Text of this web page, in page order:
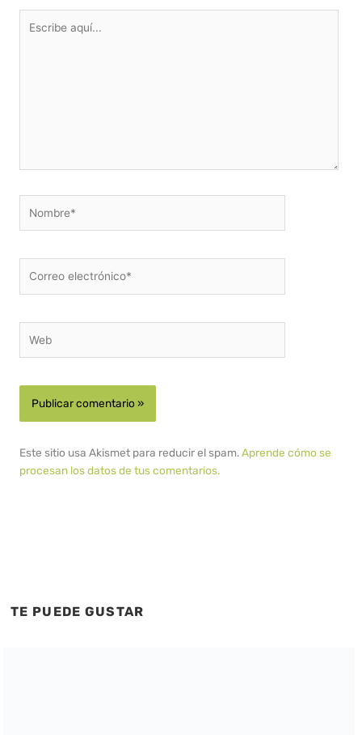
aquí...
electrónico*
Este sitio usa Akismet para reducir el spam.Aprende cómo se
procesan los datos de tus comentarios.
TE PUEDE GUSTAR